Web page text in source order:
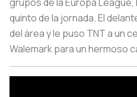
quinto de la jornada. El
del área y le puso TNT a un
Walemark para un hermoso